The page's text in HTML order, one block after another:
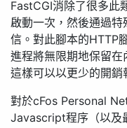
FastCGI消除了很多此
啟動一次，然後通過
信。對此腳本的HTTP
進程將無限期地保留在
這樣可以以更少的開銷
對於cFos Personal
Javascript程序（以及